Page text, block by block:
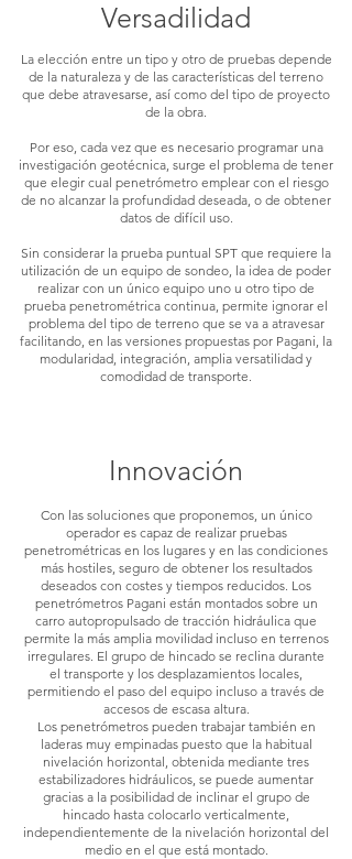
Versadilidad
La elección entre un tipo y otro de pruebas depende
de la naturaleza y de las características del terreno
que debe atravesarse, así como del tipo de proyecto
de la obra.
Por eso, cada vez que es necesario programar una
investigación geotécnica, surge el problema de tener
que elegir cual penetrómetro emplear con el riesgo
de no alcanzar la profundidad deseada, o de obtener
datos de difícil uso.
Sin considerar la prueba puntual SPT que requiere la
utilización de un equipo de sondeo, la idea de poder
realizar con un único equipo uno u otro tipo de
prueba penetrométrica continua, permite ignorar el
problema del tipo de terreno que se va a atravesar
facilitando, en las versiones propuestas por Pagani, la
modularidad, integración, amplia versatilidad y
comodidad de transporte.
Innovación
Con las soluciones que proponemos, un único
operador es capaz de realizar pruebas
penetrométricas en los lugares y en las condiciones
más hostiles, seguro de obtener los resultados
deseados con costes y tiempos reducidos. Los
penetrómetros Pagani están montados sobre un
carro autopropulsado de tracción hidráulica que
permite la más amplia movilidad incluso en terrenos
irregulares. El grupo de hincado se reclina durante
el transporte y los desplazamientos locales,
permitiendo el paso del equipo incluso a través de
accesos de escasa altura.
Los penetrómetros pueden trabajar también en
laderas muy empinadas puesto que la habitual
nivelación horizontal, obtenida mediante tres
estabilizadores hidráulicos, se puede aumentar
gracias a la posibilidad de inclinar el grupo de
hincado hasta colocarlo verticalmente,
independientemente de la nivelación horizontal del
medio en el que está montado.